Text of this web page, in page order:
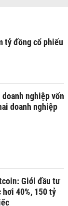
tỷ đồng cổ phiếu
doanh nghiệp vốn
doanh nghiệp
Giới đầu tư
40%, 150 tỷ